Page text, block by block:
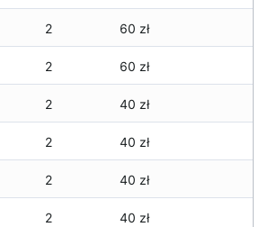
2 60 zł
2 60 zł
2 40 zł
2 40 zł
2 40 zł
2 40 zł